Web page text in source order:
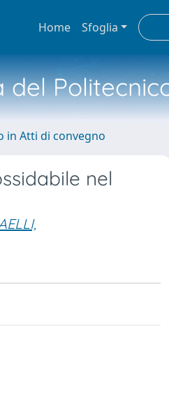
Home Sfoglia
in Atti di convegno
nel